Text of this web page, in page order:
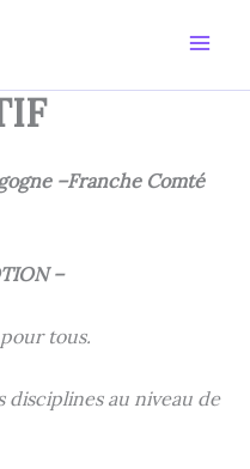
–Franche Comté
–
tous.
disciplines au niveau de